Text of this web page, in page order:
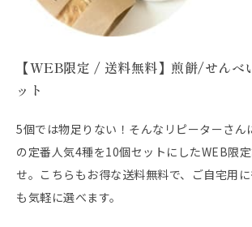
【WEB限定 / 送料無料】煎餅/せんべ
ット
5個では物足りない！そんなリピーターさん
の定番人気4種を10個セットにしたWEB限
せ。こちらもお得な送料無料で、ご自宅用
も気軽に選べます。